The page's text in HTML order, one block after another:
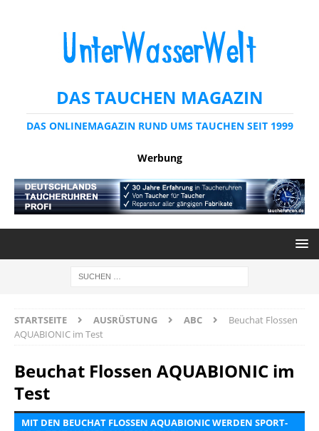
DAS TAUCHEN MAGAZIN
DAS ONLINEMAGAZIN RUND UMS TAUCHEN SEIT 1999
Werbung
STARTSEITE AUSRÜSTUNG ABC
Beuchat Flossen
AQUABIONIC im Test
Beuchat Flossen AQUABIONIC im
Test
MIT DEN BEUCHAT FLOSSEN AQUABIONIC WERDEN SPORT-